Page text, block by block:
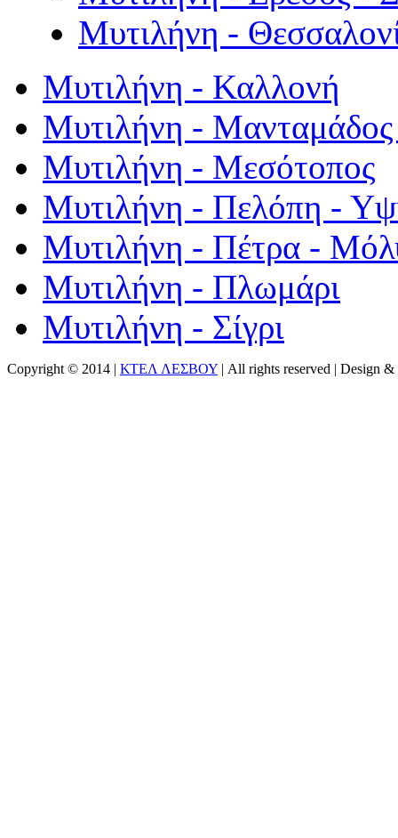
Μυτιλήνη -
Μυτιλήνη - Καλλονή
Μυτιλήνη - Μανταμάδος
Μυτιλήνη - Μεσότοπος
Μυτιλήνη - Πελόπη -
Μυτιλήνη - Πέτρα -
Μυτιλήνη - Πλωμάρι
Μυτιλήνη - Σίγρι
Copyright © 2014 | ΚΤΕΛ ΛΕΣΒΟΥ | All rights reserved | Design &